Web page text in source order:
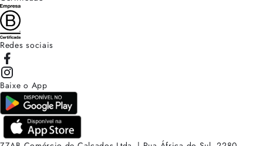
Redes sociais
Baixe o App